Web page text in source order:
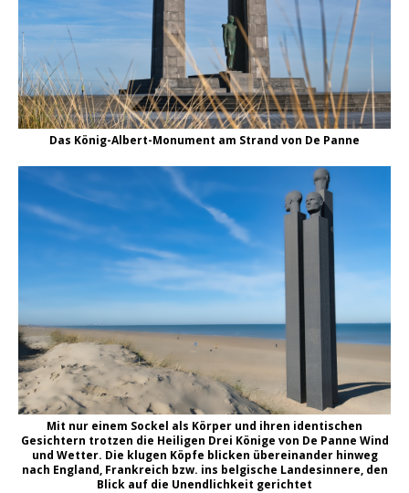
Das König-Albert-Monument am Strand von De Panne
Mit nur einem Sockel als Körper und ihren identischen
Gesichtern trotzen die Heiligen Drei Könige von De Panne Wind
und Wetter. Die klugen Köpfe blicken übereinander hinweg
nach England, Frankreich bzw. ins belgische Landesinnere, den
Blick auf die Unendlichkeit gerichtet